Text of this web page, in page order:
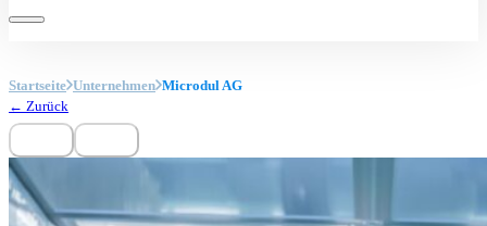
Startseite Unternehmen Microdul AG
← Zurück